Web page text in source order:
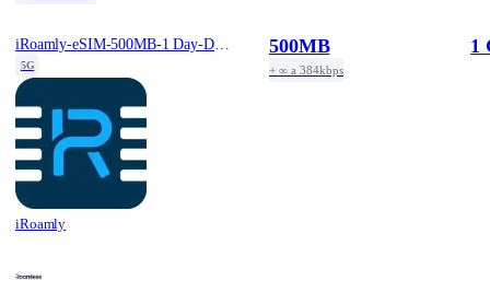
iRoamly-eSIM-500MB-1 Day-Daily-Free
5G
iRoamly
500MB
+ ∞ a 384kbps
1